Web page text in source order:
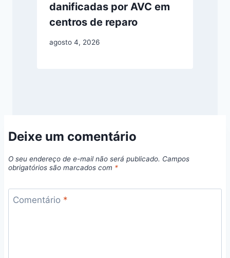
danificadas por AVC em
centros de reparo
agosto 4, 2026
Deixe um comentário
O seu endereço de e-mail não será publicado. Campos
obrigatórios são marcados com *
Comentário *